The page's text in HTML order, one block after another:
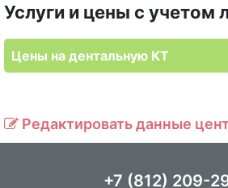
Услуги и цены с учетом
Цены на дентальную КТ
Редактировать данные
+7 (812) 209-